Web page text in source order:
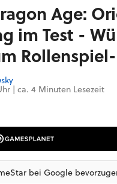
Age:
im Test -
| ca. 4 Minuten Lesezeit
bei Google